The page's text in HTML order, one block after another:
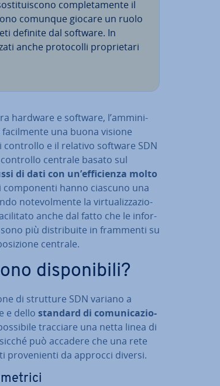
com­ple­ta­men­te il
comunque giocare un ruolo
definite dal software. In
anche pro­to­col­li pro­prie­ta­ri
hardware e software, l’am­mi­ni­
una buona visione
e il relativo software SDN
centrale basato sul
di dati con un’ef­fi­cien­za molto
hanno ciascuno una
no­te­vol­men­te la vir­tua­liz­za­zio­
anche dal fatto che le in­for­
più di­stri­bui­te in frammenti su
centrale.
di­spo­ni­bi­li?
di strutture SDN variano a
e dello standard di co­mu­ni­ca­zio­
tracciare una netta linea di
può accadere che una rete
pro­ve­nien­ti da approcci diversi.